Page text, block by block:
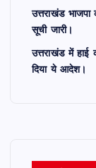
उत्तराखंड भाजपा
सूची जारी।
उत्तराखंड में हाई
दिया ये आदेश।